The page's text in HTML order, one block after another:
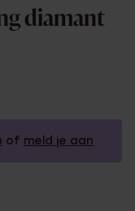
diamant
of meld je aan